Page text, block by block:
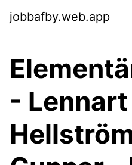
jobbafby.web.app
- Lennart